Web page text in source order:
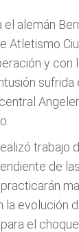
el alemán
Atletismo
y con
sufrida
trabajo
de
la evolución
el